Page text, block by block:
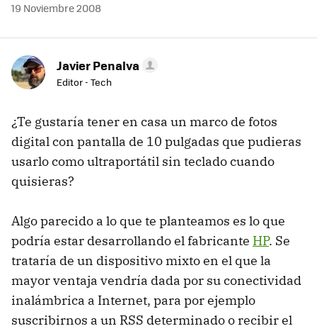
19 Noviembre 2008
Javier Penalva
Editor - Tech
¿Te gustaría tener en casa un marco de fotos
digital con pantalla de 10 pulgadas que pudieras
usarlo como ultraportátil sin teclado cuando
quisieras?
Algo parecido a lo que te planteamos es lo que
podría estar desarrollando el fabricante HP. Se
trataría de un dispositivo mixto en el que la
mayor ventaja vendría dada por su conectividad
inalámbrica a Internet, para por ejemplo
suscribirnos a un RSS determinado o recibir el